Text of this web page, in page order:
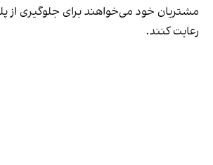
مشتریان خود می‌خواهند برای جلوگیری از
رعایت کنند.